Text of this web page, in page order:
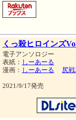
くっ殺ヒロインズ
電子アンソロジー
表紙： しーあーる
漫画： しーあーる 尻
2021/9/17発売